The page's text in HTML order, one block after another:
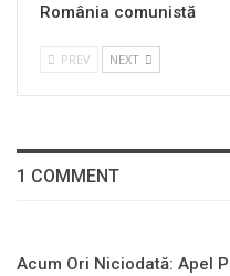
România comunistă
PREV NEXT
1 COMMENT
Acum Ori Niciodată: Apel